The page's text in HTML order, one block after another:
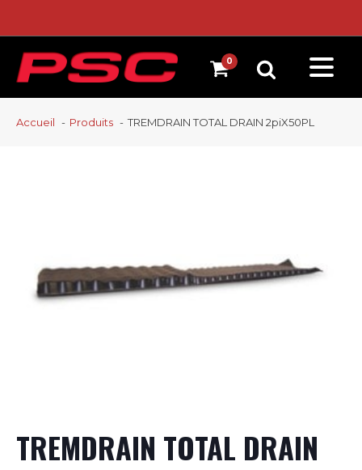
Accueil Produits TREMDRAIN TOTAL DRAIN 2piX50PL
TREMDRAIN TOTAL DRAIN